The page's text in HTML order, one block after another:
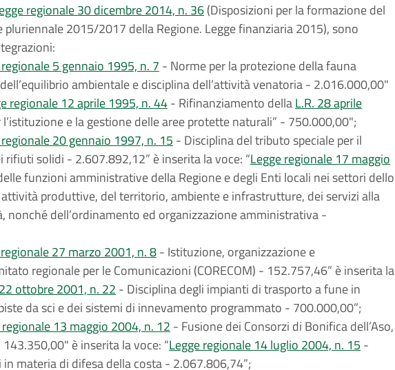
regionale 30 dicembre 2014, n. 36(Disposizioni per la formazione del
pluriennale 2015/2017 della Regione. Legge finanziaria 2015), sono
5 gennaio 1995, n. 7 - Norme per la protezione della fauna
ambientale e disciplina dell’attività venatoria - 2.016.000,00"
regionale 12 aprile 1995, n. 44- Rifinanziamento dellaL.R. 28 aprile
l’istituzione e la gestione delle aree protette naturali” - 750.000,00";
20 gennaio 1997, n. 15 - Disciplina del tributo speciale per il
rifiuti solidi - 2.607.892,12” è inserita la voce: “Legge regionale 17 maggio
funzioni amministrative della Regione e degli Enti locali nei settori dello
produttive, del territorio, ambiente e infrastrutture, dei servizi alla
nonché dell’ordinamento ed organizzazione amministrativa -
27 marzo 2001, n. 8- Istituzione, organizzazione e
regionale per le Comunicazioni (CORECOM) - 152.757,46” è inserita la
ottobre 2001, n. 22 - Disciplina degli impianti di trasporto a fune in
da sci e dei sistemi di innevamento programmato - 700.000,00”;
regionale 13 maggio 2004, n. 12 - Fusione dei Consorzi di Bonifica dell’Aso,
è inserita la voce: “Legge regionale 14 luglio 2004, n. 15 -
materia di difesa della costa - 2.067.806,74”;